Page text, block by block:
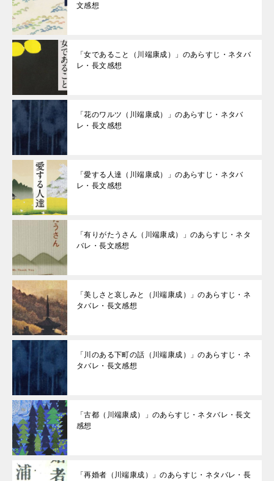
文感想
「女であること（川端康成）」のあらすじ・ネタバ
レ・長文感想
「花のワルツ（川端康成）」のあらすじ・ネタバ
レ・長文感想
「愛する人達（川端康成）」のあらすじ・ネタバ
レ・長文感想
「有りがたうさん（川端康成）」のあらすじ・ネタ
バレ・長文感想
「美しさと哀しみと（川端康成）」のあらすじ・ネ
タバレ・長文感想
「川のある下町の話（川端康成）」のあらすじ・ネ
タバレ・長文感想
「古都（川端康成）」のあらすじ・ネタバレ・長文
感想
「再婚者（川端康成）」のあらすじ・ネタバレ・長